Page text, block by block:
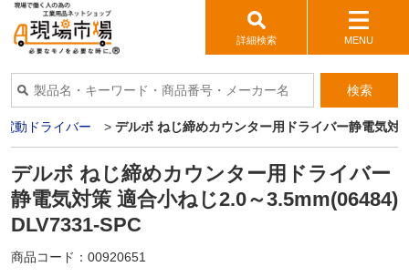
詳細検索 MENU
検索
電動ドライバー > デルボ ねじ締めカウンター用ドライバー静電気
デルボ ねじ締めカウンター用ドライバー
静電気対策 適合小ねじ2.0～3.5mm(06484)
DLV7331-SPC
商品コード： 00920651